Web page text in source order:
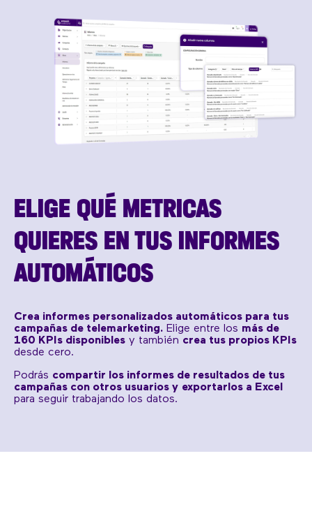
ELIGE QUÉ METRICAS
QUIERES EN TUS INFORMES
AUTOMÁTICOS
Crea informes personalizados automáticos para tus
campañas de telemarketing. Elige entre los más de
160 KPIs disponibles y también crea tus propios KPIs
desde cero.
Podrás compartir los informes de resultados de tus
campañas con otros usuarios y exportarlos a Excel
para seguir trabajando los datos.